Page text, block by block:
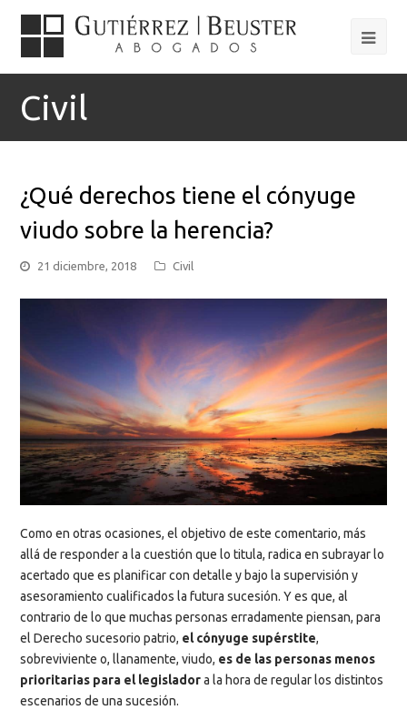
Civil
¿Qué derechos tiene el cónyuge
viudo sobre la herencia?
21 diciembre, 2018 Civil
Como en otras ocasiones, el objetivo de este comentario, más
allá de responder a la cuestión que lo titula, radica en subrayar lo
acertado que es planificar con detalle y bajo la supervisión y
asesoramiento cualificados la futura sucesión. Y es que, al
contrario de lo que muchas personas erradamente piensan, para
el Derecho sucesorio patrio, el cónyuge supérstite,
sobreviviente o, llanamente, viudo, es de las personas menos
prioritarias para el legisladora la hora de regular los distintos
escenarios de una sucesión.